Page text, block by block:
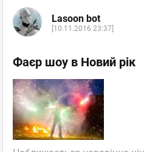
Lasoon bot
[10.11.2016 23:37]
Фаєр шоу в Новий рік